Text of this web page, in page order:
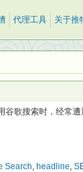
代理工具 关于推
歌搜索时，经常
Search, headline,